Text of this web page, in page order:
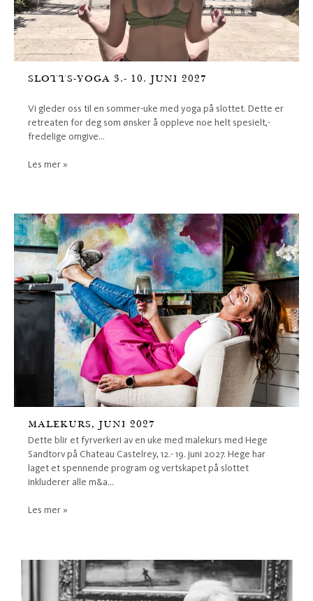
SLOTTS-YOGA 3.- 10. JUNI 2027
Vi gleder oss til en sommer-uke med yoga på slottet. Dette er
retreaten for deg som ønsker å oppleve noe helt spesielt,-
fredelige omgive...
Les mer »
MALEKURS, JUNI 2027
Dette blir et fyrverkeri av en uke med malekurs med Hege
Sandtorv på Chateau Castelrey, 12.- 19. juni 2027. Hege har
laget et spennende program og vertskapet på slottet
inkluderer alle m&a...
Les mer »